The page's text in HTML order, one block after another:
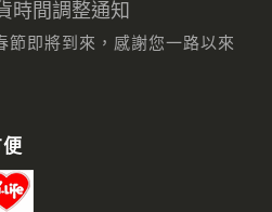
時間調整通知
節即將到來，感謝您一路以來